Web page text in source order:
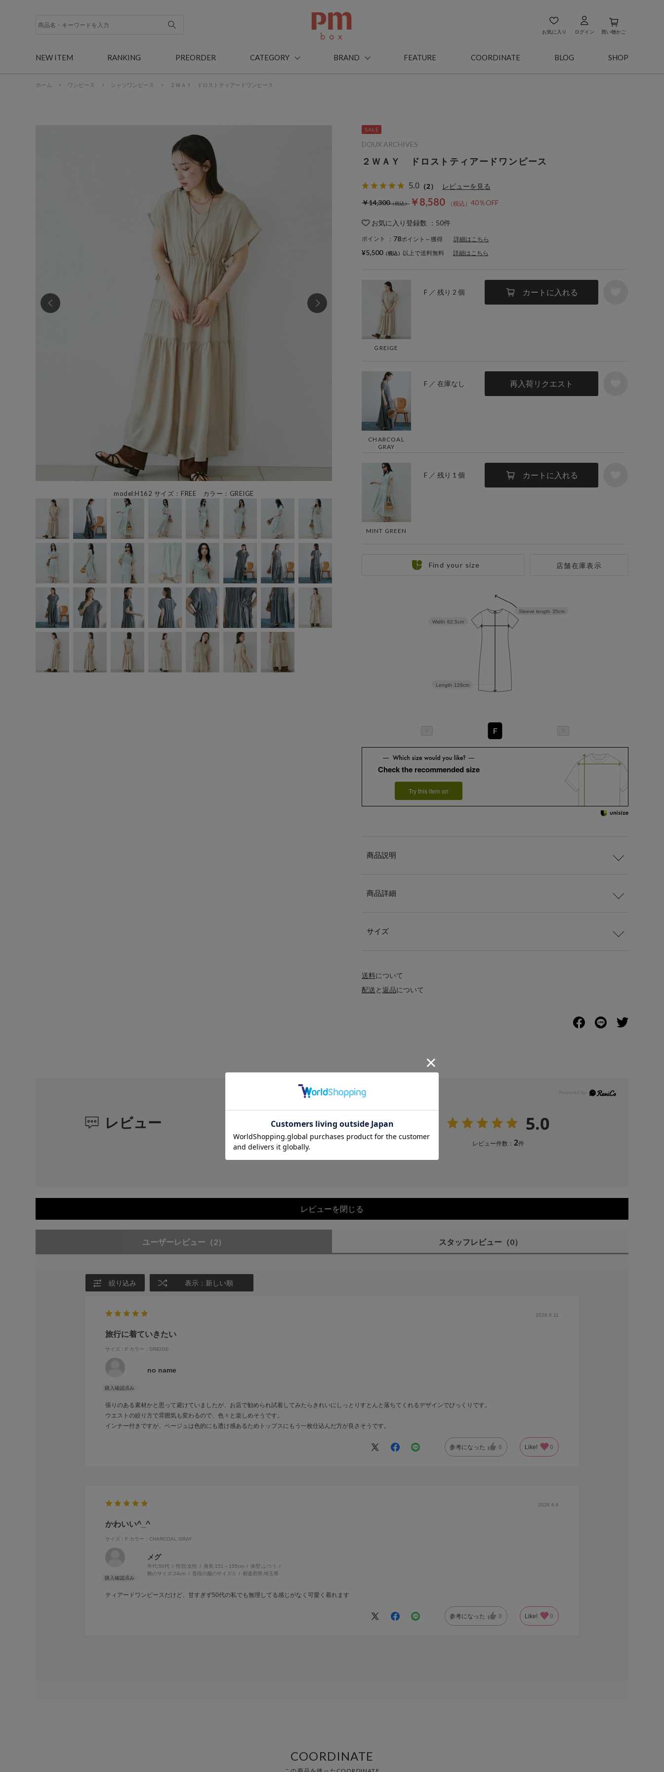
お気に入り ログイン 買い物かご
NEW ITEM RANKING PREORDER CATEGORY BRAND FEATURE COORDINATE BLOG SHOP
ホーム > ワンピース > シャツワンピース > ２ＷＡＹ ドロストティアードワンピース
model:H162 サイズ：FREE カラー：GREIGE
２ＷＡＹ ドロストティアードワンピース
5.0 （2） レビューを見る
￥8,580 40％OFF
￥14,300
お気に入り登録数 ： 50件
ポイント ： 78ポイント～獲得 詳細はこちら
GREIGE
F ／ 残り 2 個 カートに入れる
CHARCOAL
GRAY
F ／ 在庫なし 再入荷リクエスト
MINT GREEN
F ／ 残り 1 個 カートに入れる
店舗在庫表示
DOUX ARCHIVES
¥5,500 以上で送料無料 詳細はこちら
Find your size
Sleeve length 35cm
Length 129cm
Width 62.5cm
F
Check the recommended size
Try this item on
商品説明
商品詳細
サイズ
送料について
配送と返品について
レビュー 5.0
レビュー件数： 2件
レビューを閉じる
ユーザーレビュー （2） スタッフレビュー （0）
絞り込み 表示：新しい順
2026.6.11
旅行に着ていきたい
サイズ：F カラー：GREIGE
no name
張りのある素材かと思って避けていましたが、お店で勧められ試着してみたらきれいにしっとりすとんと落ちてくれるデザインでびっくりです。
ウエストの絞り方で雰囲気も変わるので、色々と楽しめそうです。
インナー付きですが、ベージュは色的にも透け感あるためトップスにもう一枚仕込んだ方が良さそうです。
参考になった 0 Like! 0
2026.6.6
かわいい^_^
サイズ：F カラー：CHARCOAL GRAY
メグ
年代:50代 性別:女性 身長:151～155cm 体型: ふつう
靴のサイズ:24cm 普段の服のサイズ:L 都道府県:埼玉県
ティアードワンピースだけど、甘すぎず50代の私でも無理してる感じがなく可愛く着れます
参考になった 0 Like! 0
COORDINATE